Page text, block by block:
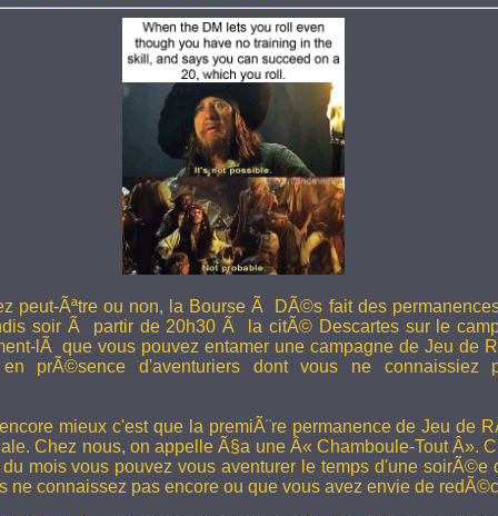
peut-Ãªtre ou non, la Bourse Ã DÃ©s fait des
soir Ã partir de 20h30 Ã la citÃ© Descartes sur le
lÃ que vous pouvez entamer une campagne de Jeu de
prÃ©sence d'aventuriers dont vous ne connaissiez
mieux c'est que la premiÃ¨re permanence de Jeu de
Chez nous, on appelle Ã§a une Â« Chamboule-Tout Â».
mois vous pouvez vous aventurer le temps d'une soirÃ©e
ne connaissez pas encore ou que vous avez envie de